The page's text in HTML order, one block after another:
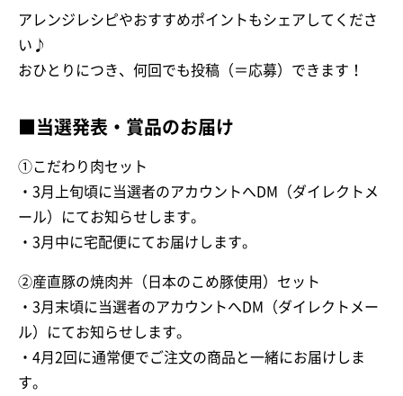
アレンジレシピやおすすめポイントもシェアしてくださ
い♪
おひとりにつき、何回でも投稿（＝応募）できます！
■当選発表・賞品のお届け
①こだわり肉セット
・3月上旬頃に当選者のアカウントへDM（ダイレクトメ
ール）にてお知らせします。
・3月中に宅配便にてお届けします。
②産直豚の焼肉丼（日本のこめ豚使用）セット
・3月末頃に当選者のアカウントへDM（ダイレクトメー
ル）にてお知らせします。
・4月2回に通常便でご注文の商品と一緒にお届けしま
す。